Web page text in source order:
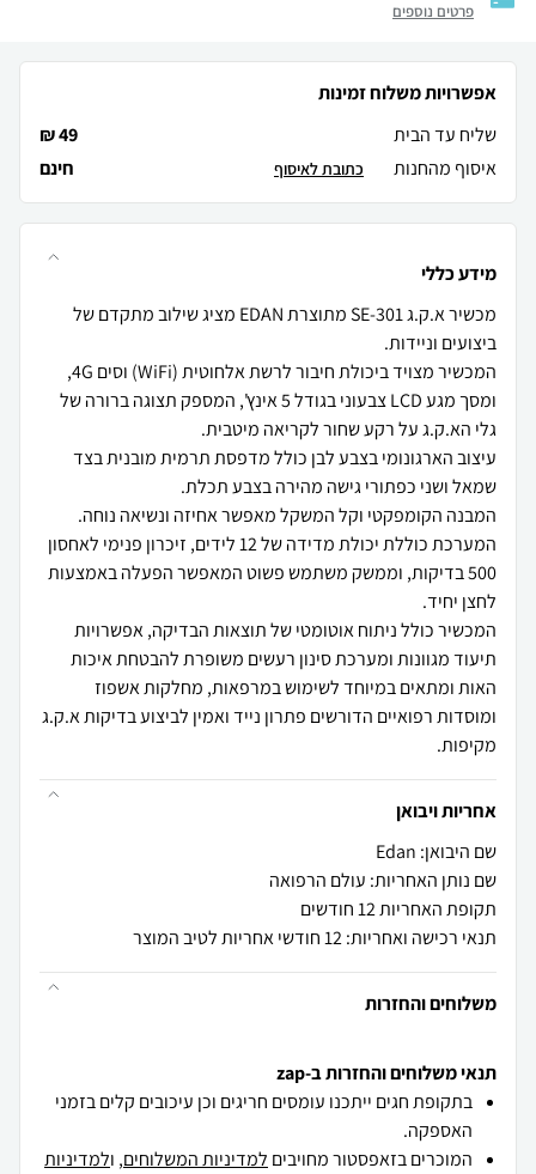
פרטים נוספים
אפשרויות משלוח זמינות
שליח עד הבית
49 ₪
איסוף מהחנות
חינם כתובת לאיסוף
מידע כללי
מכשיר א.ק.ג SE-301 מתוצרת EDAN מציג שילוב מתקדם של
המכשיר מצויד ביכולת חיבור לרשת אלחוטית (WiFi) וסים 4G,
ומסך מגע LCD צבעוני בגודל 5 אינץ', המספק תצוגה ברורה של
עיצוב הארגונומי בצבע לבן כולל מדפסת תרמית מובנית בצד
המבנה הקומפקטי וקל המשקל מאפשר אחיזה ונשיאה נוחה.
המערכת כוללת יכולת מדידה של 12 לידים, זיכרון פנימי לאחסון
500 בדיקות, וממשק משתמש פשוט המאפשר הפעלה באמצעות
המכשיר כולל ניתוח אוטומטי של תוצאות הבדיקה, אפשרויות
תיעוד מגוונות ומערכת סינון רעשים משופרת להבטחת איכות
האות ומתאים במיוחד לשימוש במרפאות, מחלקות אשפוז
ומוסדות רפואיים הדורשים פתרון נייד ואמין לביצוע בדיקות א.ק.ג
מקיפות.
אחריות ויבואן
שם היבואן: Edan
שם נותן האחריות: עולם הרפואה
תקופת האחריות 12 חודשים
תנאי רכישה ואחריות: 12 חודשי אחריות לטיב המוצר
משלוחים והחזרות
תנאי משלוחים והחזרות ב-zap
בתקופת חגים ייתכנו עומסים חריגים וכן עיכובים קלים בזמני
האספקה.
המוכרים בזאפסטור מחויבים למדיניות המשלוחים, ולמדיניות